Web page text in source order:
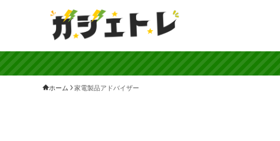
ホーム 家電製品アドバイザー